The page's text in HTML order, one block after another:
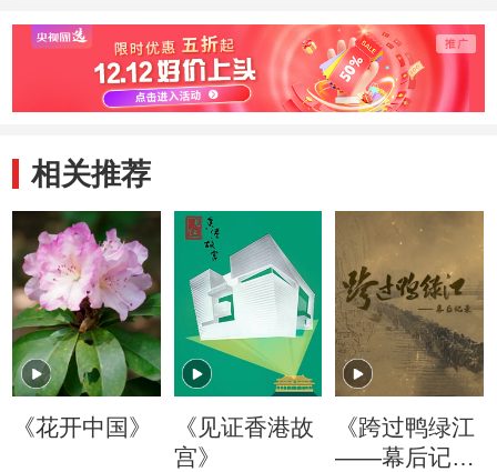
相关推荐
《花开中国》
《见证香港故
宫》
《跨过鸭绿江
——幕后记